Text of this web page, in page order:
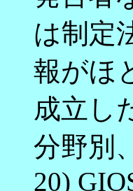
は制定
報がほ
成立し
分野別
20)